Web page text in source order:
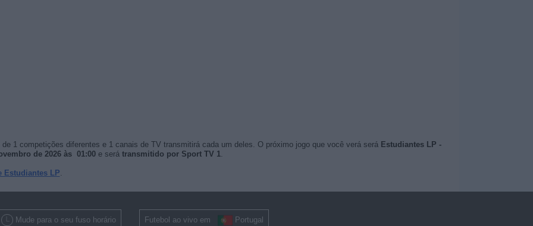
de 1 competições diferentes e 1 canais de TV transmitirá cada um deles. O próximo jogo que você verá será Estudiantes LP -
de 2026 às 01:00e será transmitido por Sport TV 1.
Estudiantes LP.
Mude para o seu fuso horário Futebol ao vivo em Portugal